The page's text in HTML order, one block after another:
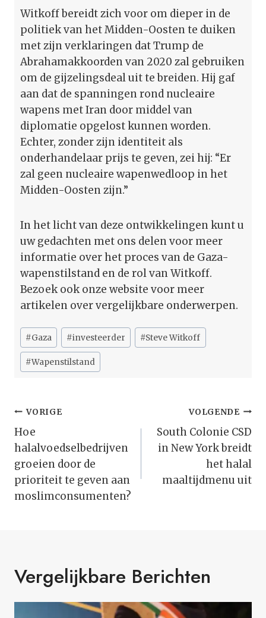
Witkoff bereidt zich voor om dieper in de
politiek van het Midden-Oosten te duiken
met zijn verklaringen dat Trump de
Abrahamakkoorden van 2020 zal gebruiken
om de gijzelingsdeal uit te breiden. Hij gaf
aan dat de spanningen rond nucleaire
wapens met Iran door middel van
diplomatie opgelost kunnen worden.
Echter, zonder zijn identiteit als
onderhandelaar prijs te geven, zei hij: “Er
zal geen nucleaire wapenwedloop in het
Midden-Oosten zijn.”
In het licht van deze ontwikkelingen kunt u
uw gedachten met ons delen voor meer
informatie over het proces van de Gaza-
wapenstilstand en de rol van Witkoff.
Bezoek ook onze website voor meer
artikelen over vergelijkbare onderwerpen.
Bericht
tags:
#Gaza #investeerder #Steve Witkoff
#Wapenstilstand
Bericht
Navigatie
VORIGE
Hoe
halalvoedselbedrijven
groeien door de
prioriteit te geven aan
moslimconsumenten?
VOLGENDE
South Colonie CSD
in New York breidt
het halal
maaltijdmenu uit
Vergelijkbare Berichten